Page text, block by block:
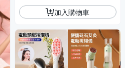
加入購物車